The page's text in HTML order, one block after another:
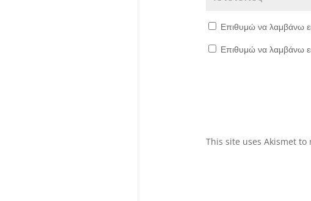
Επιθυμώ να λαμβάνω
Επιθυμώ να λαμβάνω
This site uses Akismet to